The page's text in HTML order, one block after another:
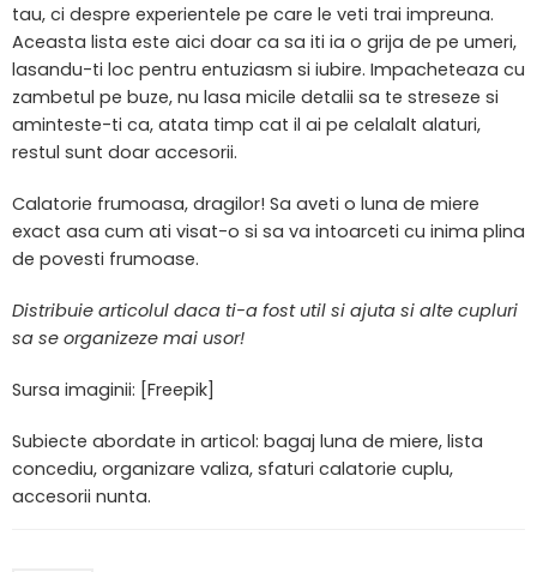
tau, ci despre experientele pe care le veti trai impreuna.
Aceasta lista este aici doar ca sa iti ia o grija de pe umeri,
lasandu-ti loc pentru entuziasm si iubire. Impacheteaza cu
zambetul pe buze, nu lasa micile detalii sa te streseze si
aminteste-ti ca, atata timp cat il ai pe celalalt alaturi,
restul sunt doar accesorii.
Calatorie frumoasa, dragilor! Sa aveti o luna de miere
exact asa cum ati visat-o si sa va intoarceti cu inima plina
de povesti frumoase.
Distribuie articolul daca ti-a fost util si ajuta si alte cupluri
sa se organizeze mai usor!
Sursa imaginii: [Freepik]
Subiecte abordate in articol: bagaj luna de miere, lista
concediu, organizare valiza, sfaturi calatorie cuplu,
accesorii nunta.